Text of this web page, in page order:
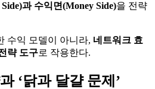
과 수익면(Money Side)을 전략
수익 모델이 아니라, 네트워크 효
략 도구로 작용한다.
‘닭과 달걀 문제’